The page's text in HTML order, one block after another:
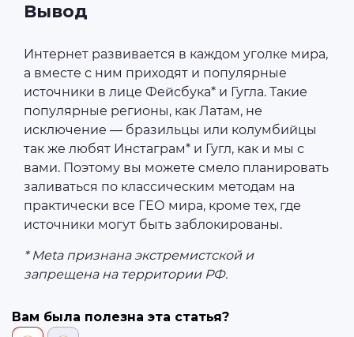
Вывод
Интернет развивается в каждом уголке мира,
а вместе с ним приходят и популярные
источники в лице Фейсбука* и Гугла. Такие
популярные регионы, как Латам, не
исключение — бразильцы или колумбийцы
так же любят Инстаграм* и Гугл, как и мы с
вами. Поэтому вы можете смело планировать
заливаться по классическим методам на
практически все ГЕО мира, кроме тех, где
источники могут быть заблокированы.
* Meta признана экстремистской и
запрещена на территории РФ.
Вам была полезна эта статья?